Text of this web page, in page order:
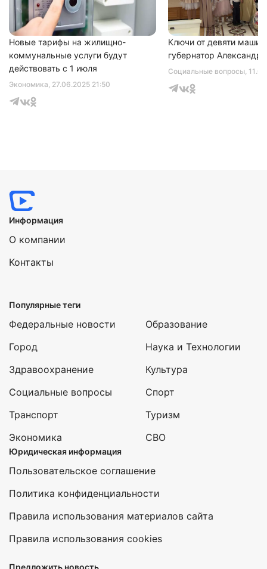
Экономика, 27.06.2025 21:50
Новые тарифы на жилищно-
коммунальные услуги будут
действовать с 1 июля
Социальные вопросы,
Ключи от девяти машин
губернатор Александр
Информация
О компании
Контакты
Популярные теги
Федеральные новости
Город
Здравоохранение
Социальные вопросы
Транспорт
Экономика
Образование
Наука и Технологии
Культура
Спорт
Туризм
СВО
Юридическая информация
Пользовательское соглашение
Политика конфиденциальности
Правила использования материалов сайта
Правила использования cookies
Предложить новость